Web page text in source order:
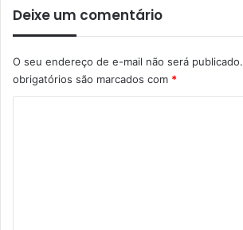
Deixe um comentário
O seu endereço de e-mail não será publicado.
obrigatórios são marcados com *